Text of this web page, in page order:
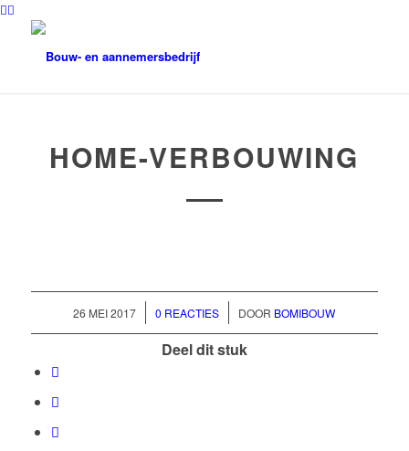
HOME-VERBOUWING
26 MEI 2017
/ 0 REACTIES
/ DOOR BOMIBOUW
Deel dit stuk